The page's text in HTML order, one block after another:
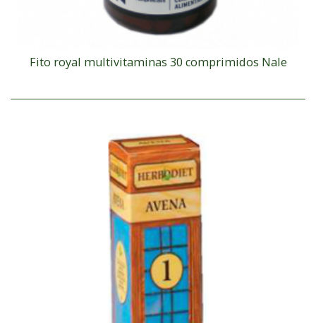
Fito royal multivitaminas 30 comprimidos Nale